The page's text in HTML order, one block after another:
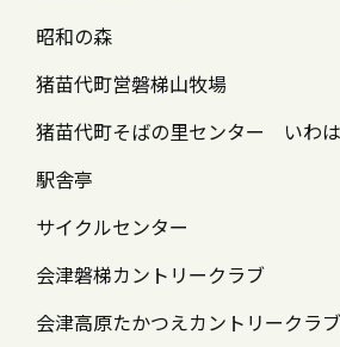
昭和の森
猪苗代町営磐梯山牧場
猪苗代町そばの里センター いわ
駅舎亭
サイクルセンター
会津磐梯カントリークラブ
会津高原たかつえカントリークラブ